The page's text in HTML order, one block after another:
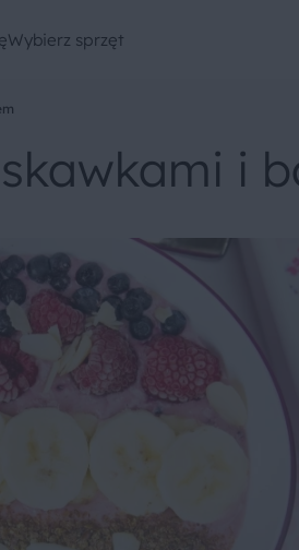
Wybierz sprzęt
i